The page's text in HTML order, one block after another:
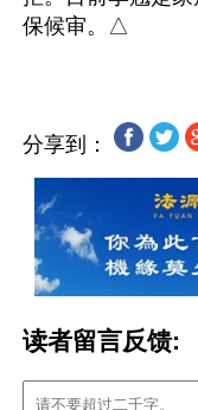
分享到：
读者留言反馈: